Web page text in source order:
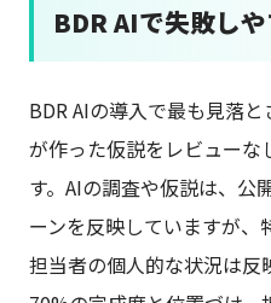
BDR AIで失敗し
BDR AIの導入で最も見落
が作った仮説をレビューな
す。AIの調査や仮説は、公
ーンを反映していますが
担当者の個人的な状況は反